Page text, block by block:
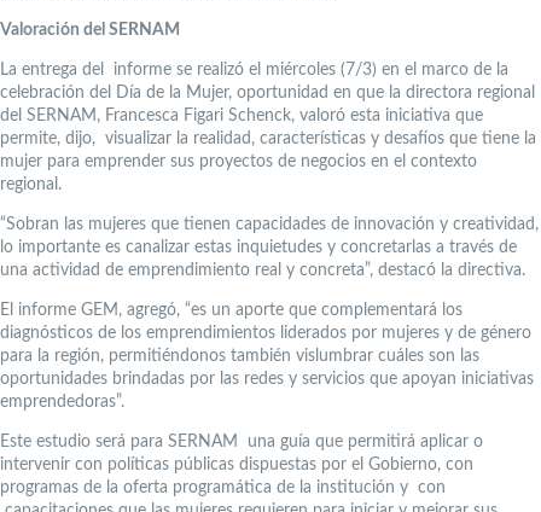
Valoración del SERNAM
La entrega del informe se realizó el miércoles (7/3) en el marco de la
celebración del Día de la Mujer, oportunidad en que la directora regional
del SERNAM, Francesca Figari Schenck, valoró esta iniciativa que
permite, dijo, visualizar la realidad, características y desafíos que tiene la
mujer para emprender sus proyectos de negocios en el contexto
regional.
“Sobran las mujeres que tienen capacidades de innovación y creatividad,
lo importante es canalizar estas inquietudes y concretarlas a través de
una actividad de emprendimiento real y concreta”, destacó la directiva.
El informe GEM, agregó, “es un aporte que complementará los
diagnósticos de los emprendimientos liderados por mujeres y de género
para la región, permitiéndonos también vislumbrar cuáles son las
oportunidades brindadas por las redes y servicios que apoyan iniciativas
emprendedoras”.
Este estudio será para SERNAM una guía que permitirá aplicar o
intervenir con políticas públicas dispuestas por el Gobierno, con
programas de la oferta programática de la institución y con